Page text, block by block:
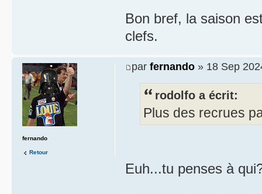
Bon bref, la saison
clefs.
par fernando » 18 Sep
rodolfo a écrit:
Plus des recrues
Euh...tu penses à
fernando
Retour